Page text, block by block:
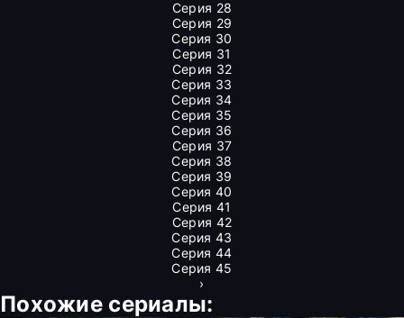
Серия 28
Серия 29
Серия 30
Серия 31
Серия 32
Серия 33
Серия 34
Серия 35
Серия 36
Серия 37
Серия 38
Серия 39
Серия 40
Серия 41
Серия 42
Серия 43
Серия 44
Серия 45
›
Похожие сериалы: